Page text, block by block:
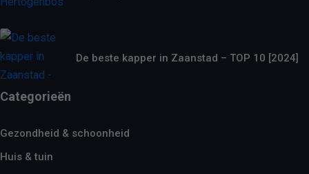
De beste kapper in Zaanstad – TOP 10 [2024]
Categorieën
Gezondheid & schoonheid
Huis & tuin